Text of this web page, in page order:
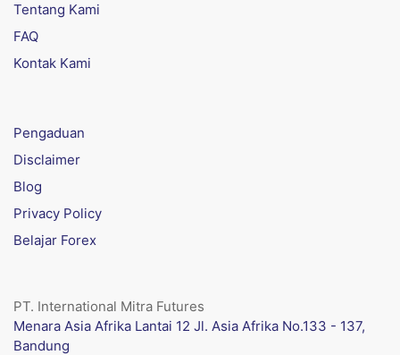
Tentang Kami
FAQ
Kontak Kami
Pengaduan
Disclaimer
Blog
Privacy Policy
Belajar Forex
PT. International Mitra Futures
Menara Asia Afrika Lantai 12 Jl. Asia Afrika No.133 - 137,
Bandung